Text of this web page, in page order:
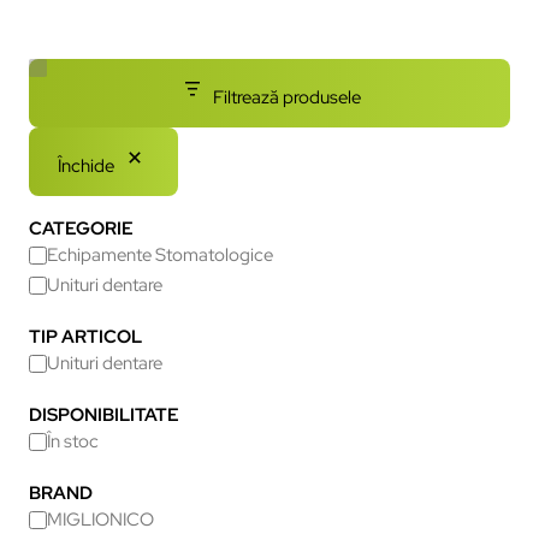
Filtrează produsele
Închide
CATEGORIE
Echipamente Stomatologice
Unituri dentare
TIP ARTICOL
Unituri dentare
DISPONIBILITATE
În stoc
BRAND
MIGLIONICO